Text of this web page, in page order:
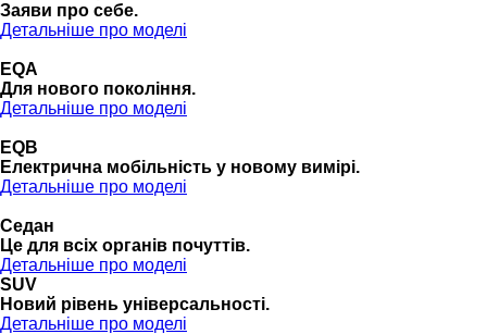
Заяви про себе.
Детальніше про моделі
EQA
Для нового покоління.
Детальніше про моделі
EQB
Електрична мобільність у новому вимірі.
Детальніше про моделі
Седан
Це для всіх органів почуттів.
Детальніше про моделі
SUV
Новий рівень універсальності.
Детальніше про моделі